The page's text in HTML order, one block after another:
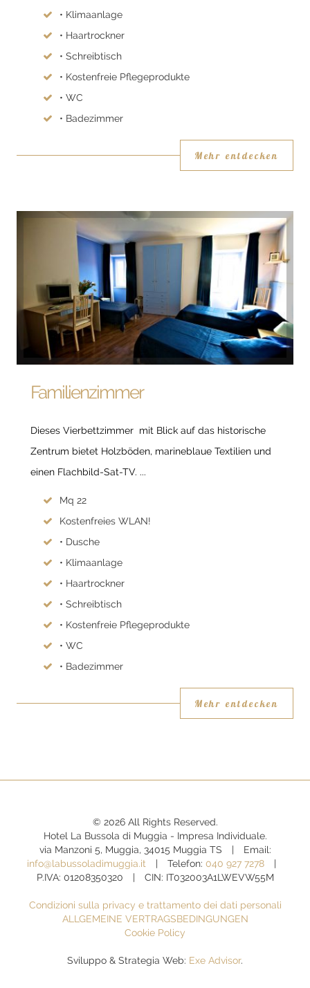
• Klimaanlage
• Haartrockner
• Schreibtisch
• Kostenfreie Pflegeprodukte
• WC
• Badezimmer
Mehr entdecken
Familienzimmer
Dieses Vierbettzimmer mit Blick auf das historische
Zentrum bietet Holzböden, marineblaue Textilien und
einen Flachbild-Sat-TV. ...
Mq 22
Kostenfreies WLAN!
• Dusche
• Klimaanlage
• Haartrockner
• Schreibtisch
• Kostenfreie Pflegeprodukte
• WC
• Badezimmer
Mehr entdecken
© 2026 All Rights Reserved.
Hotel La Bussola di Muggia - Impresa Individuale.
via Manzoni 5, Muggia, 34015 Muggia TS
Email:
info@labussoladimuggia.it
Telefon: 040 927 7278
P.IVA: 01208350320
CIN: IT032003A1LWEVW55M
Condizioni sulla privacy e trattamento dei dati personali
ALLGEMEINE VERTRAGSBEDINGUNGEN
Cookie Policy
Sviluppo & Strategia Web: Exe Advisor.